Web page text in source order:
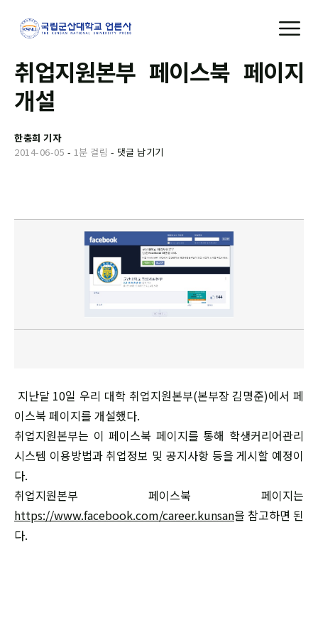
취업지원본부 페이스북 페이지
개설
한충희 기자
2014-06-05 - 1분 걸림 - 댓글 남기기
지난달 10일 우리 대학 취업지원본부(본부장 김명준)에서 페
이스북 페이지를 개설했다.
취업지원본부는 이 페이스북 페이지를 통해 학생커리어관리
시스템 이용방법과 취업정보 및 공지사항 등을 게시할 예정이
다.
취업지원본부 페이스북 페이지는
https://www.facebook.com/career.kunsan을 참고하면 된
다.